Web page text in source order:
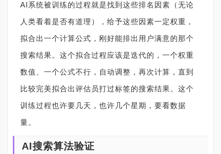
AI系统被训练的过程就是找到这些排名因素（无论
人类看着是否有道理），给予这些因素一定权重，
拟合出一个计算公式，刚好能排出用户满意的那个
搜索结果。这个拟合过程应该是迭代的，一个权重
数值、一个公式不行，自动调整，再次计算，直到
比较完美拟合出评估员打过标签的搜索结果。这个
训练过程也许要几天，也许几个星期，要看数据
量。
AI搜索算法验证